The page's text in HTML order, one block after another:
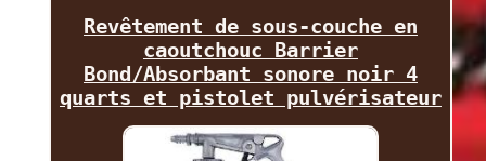
Revêtement de sous-couche en
caoutchouc Barrier
Bond/Absorbant sonore noir 4
quarts et pistolet pulvérisateur